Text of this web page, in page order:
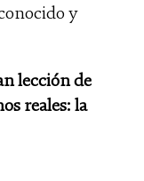
y
lección de
reales: la